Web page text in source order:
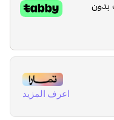
اعرف المزيد